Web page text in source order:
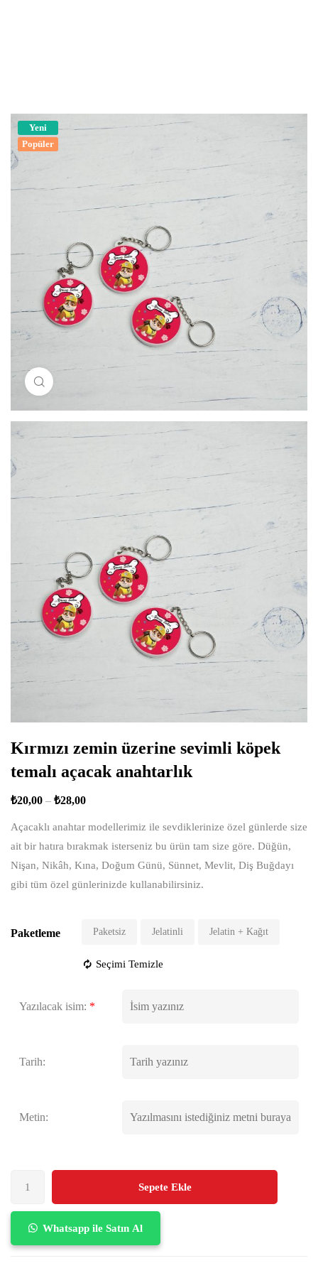
Yeni
Popüler
Kırmızı zemin üzerine sevimli köpek
temalı açacak anahtarlık
₺20,00 – ₺28,00
Açacaklı anahtar modellerimiz ile sevdiklerinize özel günlerde size
ait bir hatıra bırakmak isterseniz bu ürün tam size göre. Düğün,
Nişan, Nikâh, Kına, Doğum Günü, Sünnet, Mevlit, Diş Buğdayı
gibi tüm özel günlerinizde kullanabilirsiniz.
Paketleme Paketsiz Jelatinli Jelatin + Kağıt
Seçimi Temizle
Yazılacak isim: *
Tarih:
Metin:
Sepete Ekle
Whatsapp ile Satın Al